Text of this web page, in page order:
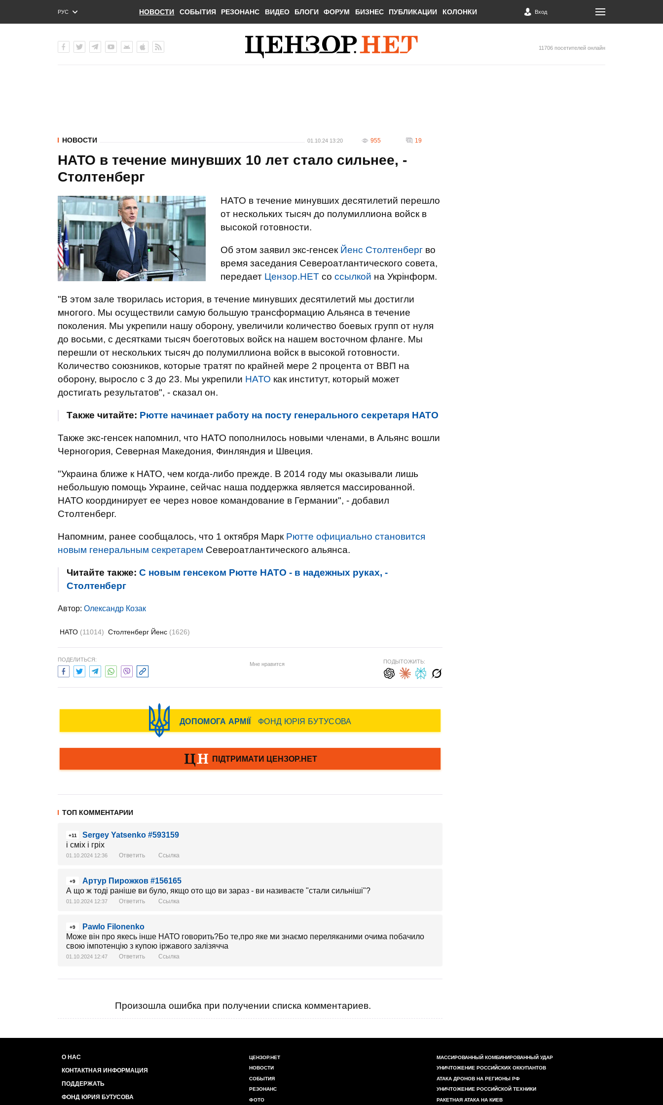
РУС
ENG
НОВОСТИ СОБЫТИЯ РЕЗОНАНС ВИДЕО БЛОГИ ФОРУМ БИЗНЕС ПУБЛИКАЦИИ КОЛОНКИ Вход
11706 посетителей онлайн
НОВОСТИ 01.10.24 13:20 955 19
НАТО в течение минувших 10 лет стало сильнее, -
Столтенберг
НАТО в течение минувших десятилетий перешло
от нескольких тысяч до полумиллиона войск в
высокой готовности.
Об этом заявил экс-генсек Йенс Столтенберг во
время заседания Североатлантического совета,
передает Цензор.НЕТ со ссылкой на Укрінформ.
"В этом зале творилась история, в течение минувших десятилетий мы достигли
многого. Мы осуществили самую большую трансформацию Альянса в течение
поколения. Мы укрепили нашу оборону, увеличили количество боевых групп от нуля
до восьми, с десятками тысяч боеготовых войск на нашем восточном фланге. Мы
перешли от нескольких тысяч до полумиллиона войск в высокой готовности.
Количество союзников, которые тратят по крайней мере 2 процента от ВВП на
оборону, выросло с 3 до 23. Мы укрепили НАТО как институт, который может
достигать результатов", - сказал он.
Также читайте: Рютте начинает работу на посту генерального секретаря НАТО
Также экс-генсек напомнил, что НАТО пополнилось новыми членами, в Альянс вошли
Черногория, Северная Македония, Финляндия и Швеция.
"Украина ближе к НАТО, чем когда-либо прежде. В 2014 году мы оказывали лишь
небольшую помощь Украине, сейчас наша поддержка является массированной.
НАТО координирует ее через новое командование в Германии", - добавил
Столтенберг.
Напомним, ранее сообщалось, что 1 октября Марк Рютте официально становится
новым генеральным секретарем Североатлантического альянса.
Читайте также: С новым генсеком Рютте НАТО - в надежных руках, -
Столтенберг
Автор: Олександр Козак
НАТО (11014) Столтенберг Йенс (1626)
ПОДЕЛИТЬСЯ:
Мне нравится ПОДЫТОЖИТЬ:
ТОП КОММЕНТАРИИ
+11
Sergey Yatsenko #593159
і сміх і гріх
01.10.2024 12:36 Ответить Ссылка
+9
Артур Пирожков #156165
А що ж тоді раніше ви було, якщо ото що ви зараз - ви називаєте "стали сильніші"?
01.10.2024 12:37 Ответить Ссылка
+9
Pawlo Filonenko
Може він про якесь інше НАТО говорить?Бо те,про яке ми знаємо переляканими очима побачило
свою імпотенцію з купою іржавого залізячча
01.10.2024 12:47 Ответить Ссылка
Произошла ошибка при получении списка комментариев.
О НАС
КОНТАКТНАЯ ИНФОРМАЦИЯ
ПОДДЕРЖАТЬ
ФОНД ЮРИЯ БУТУСОВА
ЦЕНЗОР.НЕТ
НОВОСТИ
СОБЫТИЯ
РЕЗОНАНС
ФОТО
МАССИРОВАННЫЙ КОМБИНИРОВАННЫЙ УДАР
УНИЧТОЖЕНИЕ РОССИЙСКИХ ОККУПАНТОВ
АТАКА ДРОНОВ НА РЕГИОНЫ РФ
УНИЧТОЖЕНИЕ РОССИЙСКОЙ ТЕХНИКИ
РАКЕТНАЯ АТАКА НА КИЕВ